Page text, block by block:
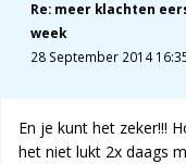
Re: meer klachten
week
28 September 2014
En je kunt het zeker!!!
het niet lukt 2x daags